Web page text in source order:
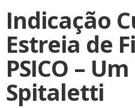
Indicação
Estreia de
PSICO –
Spitaletti